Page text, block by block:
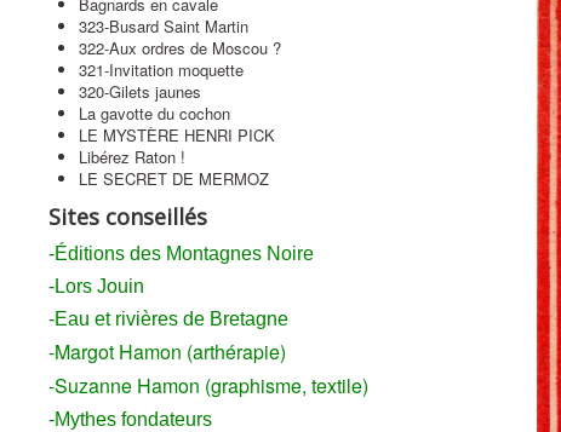
323-Busard Saint Martin
322-Aux ordres de Moscou ?
321-Invitation moquette
320-Gilets jaunes
La gavotte du cochon
LE MYSTÈRE HENRI PICK
Libérez Raton !
LE SECRET DE MERMOZ
Sites conseillés
-Éditions des Montagnes Noire
-Lors Jouin
-Eau et rivières de Bretagne
-Margot Hamon (arthérapie)
-Suzanne Hamon (graphisme, textile)
-Mythes fondateurs